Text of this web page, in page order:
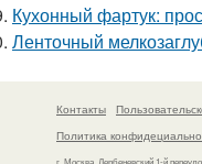
Кухонный фартук:
Ленточный
Контакты
Политика
г. Москва, Дербеневский 1-й